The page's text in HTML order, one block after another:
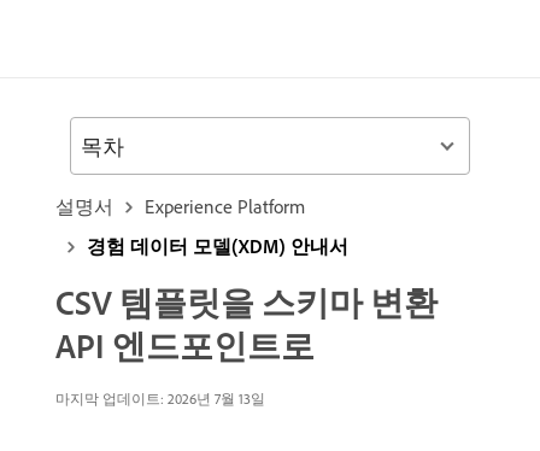
설명서
Experience Platform
경험 데이터 모델(XDM) 안내서
CSV 템플릿을 스키마 변환
API 엔드포인트로
마지막 업데이트: 2026년 7월 13일
목차